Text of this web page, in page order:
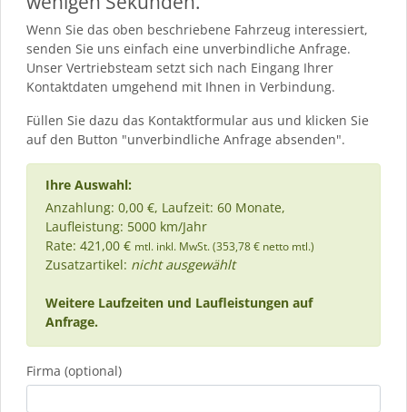
Wenn Sie das oben beschriebene Fahrzeug interessiert,
senden Sie uns einfach eine unverbindliche Anfrage.
Unser Vertriebsteam setzt sich nach Eingang Ihrer
Kontaktdaten umgehend mit Ihnen in Verbindung.
Füllen Sie dazu das Kontaktformular aus und klicken Sie
auf den Button "unverbindliche Anfrage absenden".
Ihre Auswahl:
Anzahlung: 0,00 €, Laufzeit: 60 Monate,
Laufleistung: 5000 km/Jahr
Rate: 421,00 € mtl. inkl. MwSt. (353,78 € netto mtl.)
Zusatzartikel: nicht ausgewählt
Weitere Laufzeiten und Laufleistungen auf
Anfrage.
Firma (optional)